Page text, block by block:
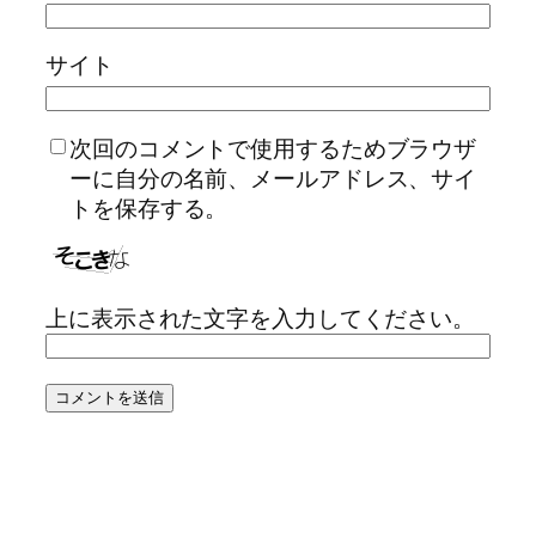
サイト
次回のコメントで使用するためブラウザ
ーに自分の名前、メールアドレス、サイ
トを保存する。
上に表示された文字を入力してください。